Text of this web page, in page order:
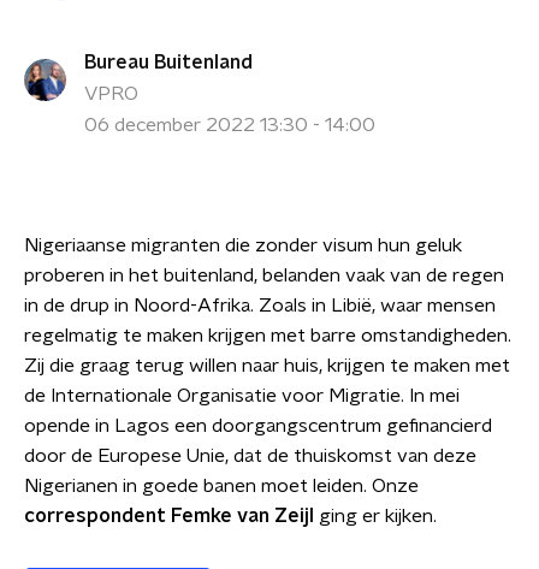
Bureau Buitenland
VPRO
06 december 2022 13:30 - 14:00
Nigeriaanse migranten die zonder visum hun geluk
proberen in het buitenland, belanden vaak van de regen
in de drup in Noord-Afrika. Zoals in Libië, waar mensen
regelmatig te maken krijgen met barre omstandigheden.
Zij die graag terug willen naar huis, krijgen te maken met
de Internationale Organisatie voor Migratie. In mei
opende in Lagos een doorgangscentrum gefinancierd
door de Europese Unie, dat de thuiskomst van deze
Nigerianen in goede banen moet leiden. Onze
correspondent Femke van Zeijl ging er kijken.